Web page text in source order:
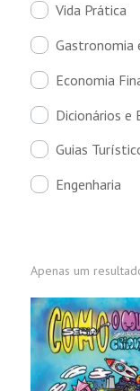
Vida Prática
Gastronomia
Economia
Dicionários e
Guias
Engenharia
Apenas um